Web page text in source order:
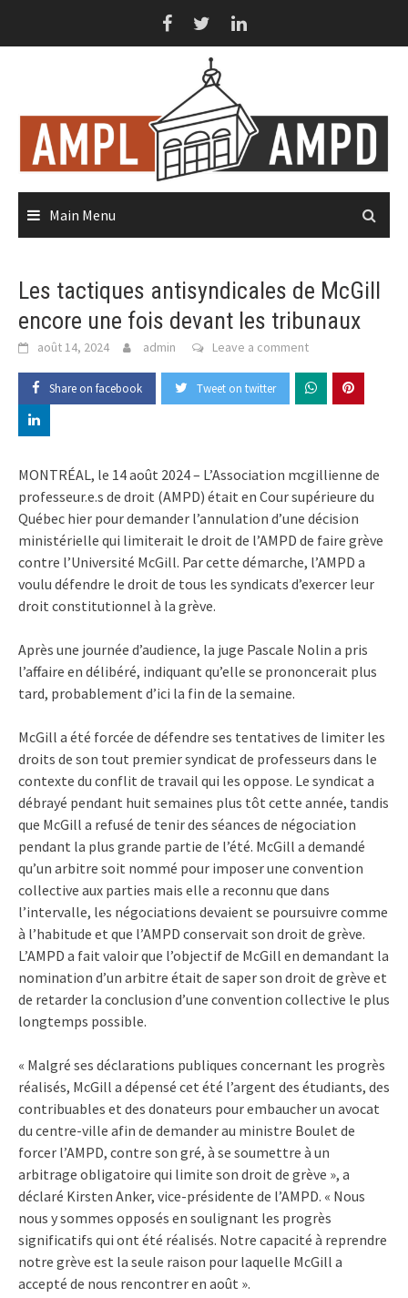
Main Menu
Les tactiques antisyndicales de McGill
encore une fois devant les tribunaux
août 14, 2024 admin Leave a comment
Share on facebook Tweet on twitter
MONTRÉAL, le 14 août 2024 – L’Association mcgillienne de
professeur.e.s de droit (AMPD) était en Cour supérieure du
Québec hier pour demander l’annulation d’une décision
ministérielle qui limiterait le droit de l’AMPD de faire grève
contre l’Université McGill. Par cette démarche, l’AMPD a
voulu défendre le droit de tous les syndicats d’exercer leur
droit constitutionnel à la grève.
Après une journée d’audience, la juge Pascale Nolin a pris
l’affaire en délibéré, indiquant qu’elle se prononcerait plus
tard, probablement d’ici la fin de la semaine.
McGill a été forcée de défendre ses tentatives de limiter les
droits de son tout premier syndicat de professeurs dans le
contexte du conflit de travail qui les oppose. Le syndicat a
débrayé pendant huit semaines plus tôt cette année, tandis
que McGill a refusé de tenir des séances de négociation
pendant la plus grande partie de l’été. McGill a demandé
qu’un arbitre soit nommé pour imposer une convention
collective aux parties mais elle a reconnu que dans
l’intervalle, les négociations devaient se poursuivre comme
à l’habitude et que l’AMPD conservait son droit de grève.
L’AMPD a fait valoir que l’objectif de McGill en demandant la
nomination d’un arbitre était de saper son droit de grève et
de retarder la conclusion d’une convention collective le plus
longtemps possible.
« Malgré ses déclarations publiques concernant les progrès
réalisés, McGill a dépensé cet été l’argent des étudiants, des
contribuables et des donateurs pour embaucher un avocat
du centre-ville afin de demander au ministre Boulet de
forcer l’AMPD, contre son gré, à se soumettre à un
arbitrage obligatoire qui limite son droit de grève », a
déclaré Kirsten Anker, vice-présidente de l’AMPD. « Nous
nous y sommes opposés en soulignant les progrès
significatifs qui ont été réalisés. Notre capacité à reprendre
notre grève est la seule raison pour laquelle McGill a
accepté de nous rencontrer en août ».